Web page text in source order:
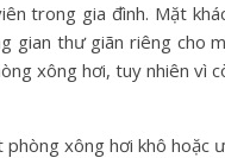
trong gia đình. Mặt
gian thư giãn riêng cho
xông hơi, tuy nhiên vì
xông hơi khô